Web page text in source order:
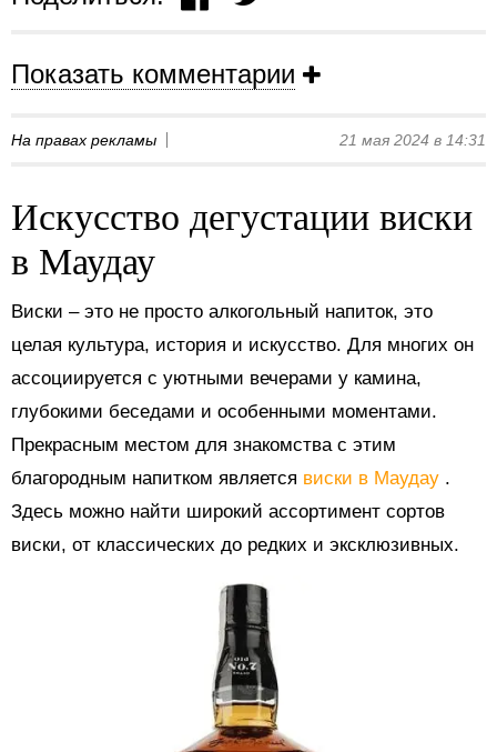
Показать комментарии
На правах рекламы 21 мая 2024 в 14:31
Искусство дегустации виски
в Маудау
Виски – это не просто алкогольный напиток, это
целая культура, история и искусство. Для многих он
ассоциируется с уютными вечерами у камина,
глубокими беседами и особенными моментами.
Прекрасным местом для знакомства с этим
благородным напитком является виски в Маудау .
Здесь можно найти широкий ассортимент сортов
виски, от классических до редких и эксклюзивных.